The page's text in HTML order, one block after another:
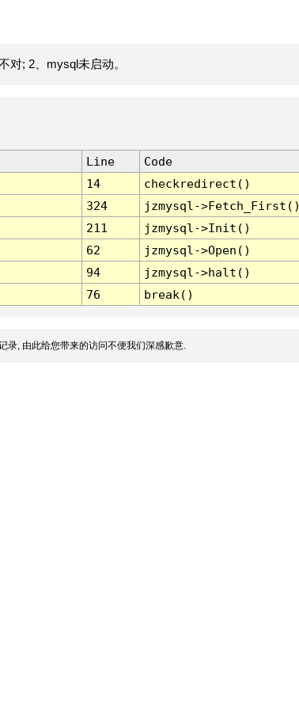
对; 2、mysql未启动。
Line
Code
14
checkredirect()
324
jzmysql-
211
jzmysql->Init()
62
jzmysql->Open()
94
jzmysql->halt()
76 break()
录, 由此给您带来的访问不便我们深感歉意.